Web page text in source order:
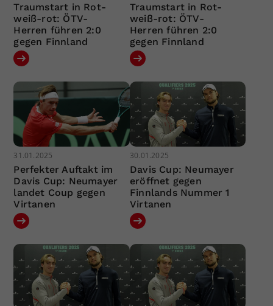
Traumstart in Rot-
weiß-rot: ÖTV-
Herren führen 2:0
gegen Finnland
Traumstart in Rot-
weiß-rot: ÖTV-
Herren führen 2:0
gegen Finnland
31.01.2025
Perfekter Auftakt im
Davis Cup: Neumayer
landet Coup gegen
Virtanen
30.01.2025
Davis Cup: Neumayer
eröffnet gegen
Finnlands Nummer 1
Virtanen